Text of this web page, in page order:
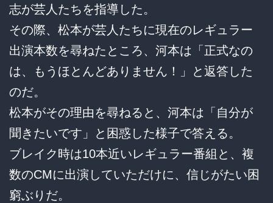
志が芸人たちを指導した。
その際、松本が芸人たちに現在のレギュラー
出演本数を尋ねたところ、河本は「正式なの
は、もうほとんどありません！」と返答した
のだ。
松本がその理由を尋ねると、河本は「自分が
聞きたいです」と困惑した様子で答える。
ブレイク時は10本近いレギュラー番組と、複
数のCMに出演していただけに、信じがたい困
窮ぶりだ。